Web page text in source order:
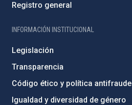
Registro general
INFORMACIÓN INSTITUCIONAL
Legislación
Transparencia
Código ético y política antifraude
Igualdad y diversidad de género